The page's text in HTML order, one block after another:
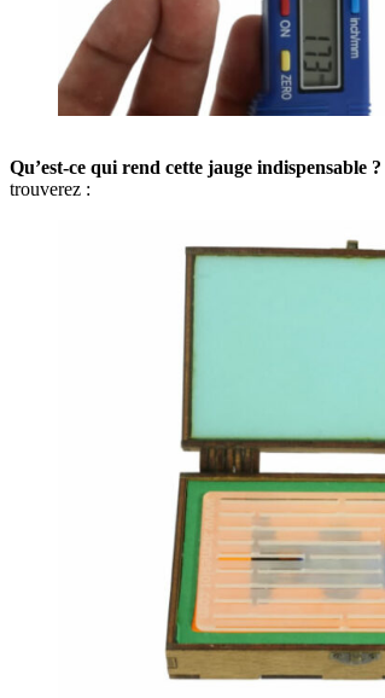
Qu’est-ce qui rend cette jauge indispensable ?
trouverez :